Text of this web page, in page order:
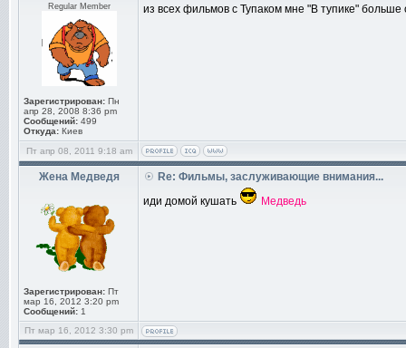
Regular Member
Зарегистрирован: Пн
апр 28, 2008 8:36 pm
Сообщений: 499
Откуда: Киев
из всех фильмов с Тупаком мне "В тупике"
Пт апр 08, 2011 9:18 am
Жена Медведя
Зарегистрирован: Пт
мар 16, 2012 3:20 pm
Сообщений: 1
Re: Фильмы, заслуживающие внимания...
иди домой кушать
Медведь
Пт мар 16, 2012 3:30 pm